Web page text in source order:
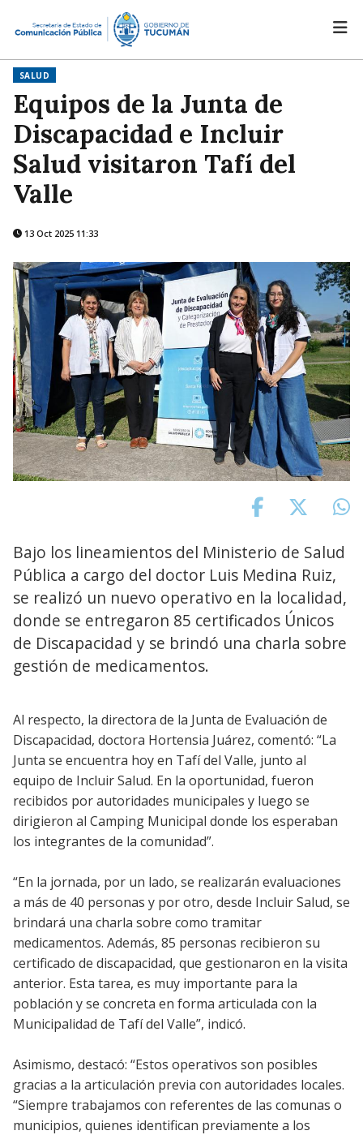
SALUD
Equipos de la Junta de
Discapacidad e Incluir
Salud visitaron Tafí del
Valle
13 Oct 2025 11:33
Bajo los lineamientos del Ministerio de Salud
Pública a cargo del doctor Luis Medina Ruiz,
se realizó un nuevo operativo en la localidad,
donde se entregaron 85 certificados Únicos
de Discapacidad y se brindó una charla sobre
gestión de medicamentos.
Al respecto, la directora de la Junta de Evaluación de
Discapacidad, doctora Hortensia Juárez, comentó: “La
Junta se encuentra hoy en Tafí del Valle, junto al
equipo de Incluir Salud. En la oportunidad, fueron
recibidos por autoridades municipales y luego se
dirigieron al Camping Municipal donde los esperaban
los integrantes de la comunidad”.
“En la jornada, por un lado, se realizarán evaluaciones
a más de 40 personas y por otro, desde Incluir Salud, se
brindará una charla sobre como tramitar
medicamentos. Además, 85 personas recibieron su
certificado de discapacidad, que gestionaron en la visita
anterior. Esta tarea, es muy importante para la
población y se concreta en forma articulada con la
Municipalidad de Tafí del Valle”, indicó.
Asimismo, destacó: “Estos operativos son posibles
gracias a la articulación previa con autoridades locales.
“Siempre trabajamos con referentes de las comunas o
municipios, quienes identifican previamente a los